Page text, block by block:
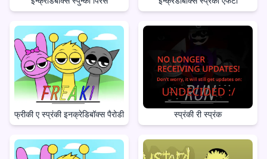
फ्रीकी ए स्प्रंकी इनक्रेडिबॉक्स पैरोडी स्प्रंकी री स्प्रंक